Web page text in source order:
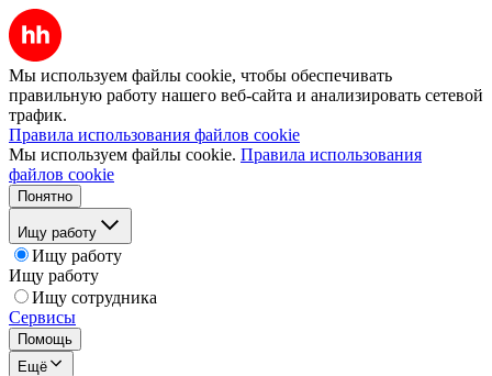
Мы используем файлы cookie, чтобы обеспечивать
правильную работу нашего веб-сайта и анализировать сетевой
трафик.
Правила использования файлов cookie
Мы используем файлы cookie. Правила использования
файлов cookie
Понятно
Ищу работу
Ищу работу
Ищу работу
Ищу сотрудника
Сервисы
Помощь
Ещё